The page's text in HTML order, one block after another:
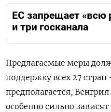
ЕС запрещает «всю
и три госканала
Предлагаемые меры
поддержку всех 27
предполагается,
особенно сильно